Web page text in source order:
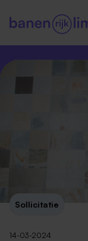
Sollicitatie
14-03-2024